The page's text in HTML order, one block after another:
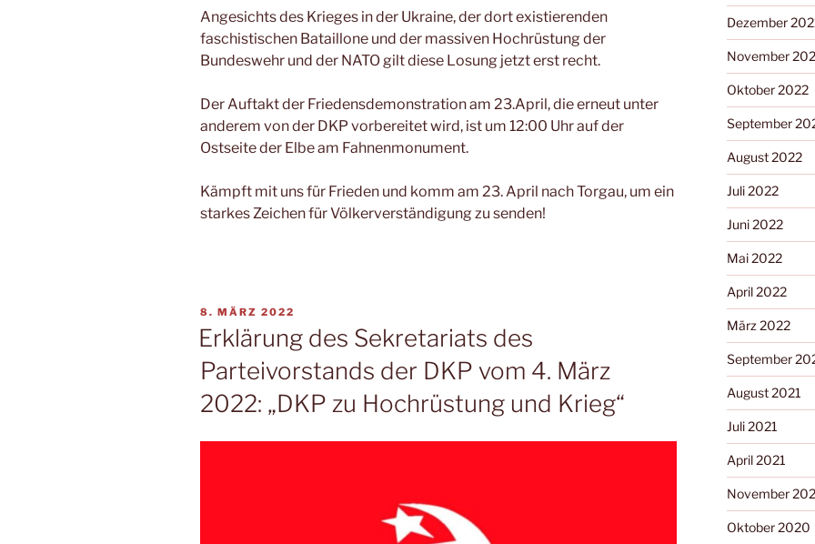
Angesichts des Krieges in der Ukraine, der dort existierenden
faschistischen Bataillone und der massiven Hochrüstung der
Bundeswehr und der NATO gilt diese Losung jetzt erst recht.
Der Auftakt der Friedensdemonstration am 23.April, die erneut unter
anderem von der DKP vorbereitet wird, ist um 12:00 Uhr auf der
Ostseite der Elbe am Fahnenmonument.
Kämpft mit uns für Frieden und komm am 23. April nach Torgau, um ein
starkes Zeichen für Völkerverständigung zu senden!
8. MÄRZ 2022
Erklärung des Sekretariats des
Parteivorstands der DKP vom 4. März
2022: „DKP zu Hochrüstung und Krieg“
Dezember
November
Oktober 2022
September
August 2022
Juli 2022
Juni 2022
Mai 2022
April 2022
März 2022
September
August 2021
Juli 2021
April 2021
November
Oktober 2020